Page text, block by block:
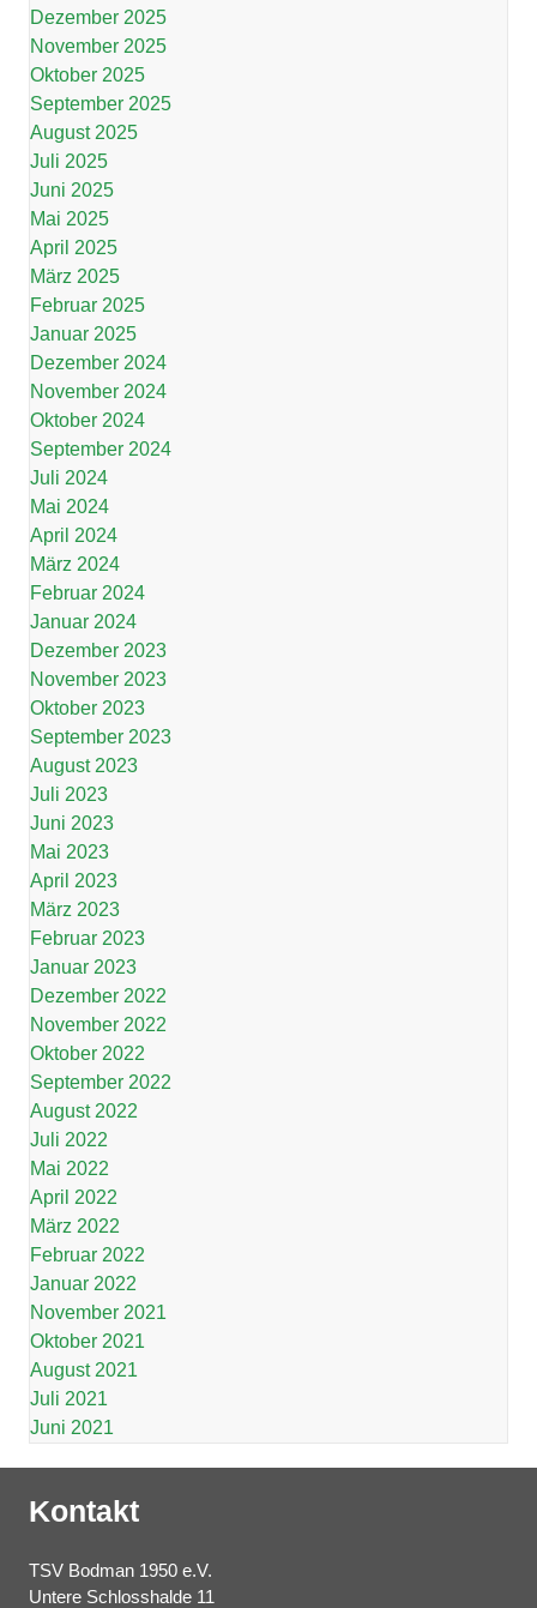
Dezember 2025
November 2025
Oktober 2025
September 2025
August 2025
Juli 2025
Juni 2025
Mai 2025
April 2025
März 2025
Februar 2025
Januar 2025
Dezember 2024
November 2024
Oktober 2024
September 2024
Juli 2024
Mai 2024
April 2024
März 2024
Februar 2024
Januar 2024
Dezember 2023
November 2023
Oktober 2023
September 2023
August 2023
Juli 2023
Juni 2023
Mai 2023
April 2023
März 2023
Februar 2023
Januar 2023
Dezember 2022
November 2022
Oktober 2022
September 2022
August 2022
Juli 2022
Mai 2022
April 2022
März 2022
Februar 2022
Januar 2022
November 2021
Oktober 2021
August 2021
Juli 2021
Juni 2021
Kontakt
TSV Bodman 1950 e.V.
Untere Schlosshalde 11